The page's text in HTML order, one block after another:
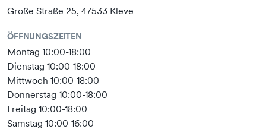
Große Straße 25, 47533 Kleve
ÖFFNUNGSZEITEN
Montag 10:00-18:00
Dienstag 10:00-18:00
Mittwoch 10:00-18:00
Donnerstag 10:00-18:00
Freitag 10:00-18:00
Samstag 10:00-16:00